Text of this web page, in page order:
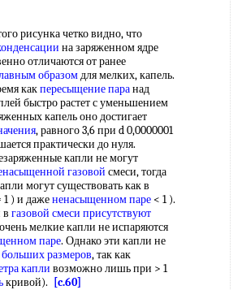
рисунка четко видно, что
на заряженном ядре
отличаются от ранее
образомдля мелких, капель.
какпересыщение паранад
быстро растет с уменьшением
капель оно достигает
, равного 3,6 при d 0,0000001
практически до нуля.
капли не могут
газовой смеси, тогда
могут существовать как в
) и дажененасыщенном паре < 1 ).
в газовой смеси присутствуют
мелкие капли не испаряются
паре. Однако эти капли не
больших размеров, так как
капли возможно лишь при > 1
кривой).
[c.60]